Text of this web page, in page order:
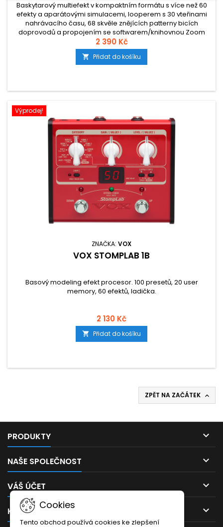
Baskytarový multiefekt v kompaktním formátu s více než 60
efekty a aparátovými simulacemi, looperem s 30 vteřinami
nahrávacího času, 68 skvěle znějících patterny bicích
doprovodů a propojením se softwarem/knihovnou Zoom
Guitar Lab.
2 390 Kč
 Přidat do košíku
Výprodej!
ZNAČKA: VOX
VOX STOMPLAB 1B
Basový modeling efekt procesor. 100 presetů, 20 user
memory, 60 efektů, ladička.
2 130 Kč
 Přidat do košíku
ZPĚT NA ZAČÁTEK 
PRODUKTY 
NAŠE SPOLEČNOST 
VÁŠ ÚČET 
KONTAKT 
Cookies
Tento obchod používá cookies ke zlepšení